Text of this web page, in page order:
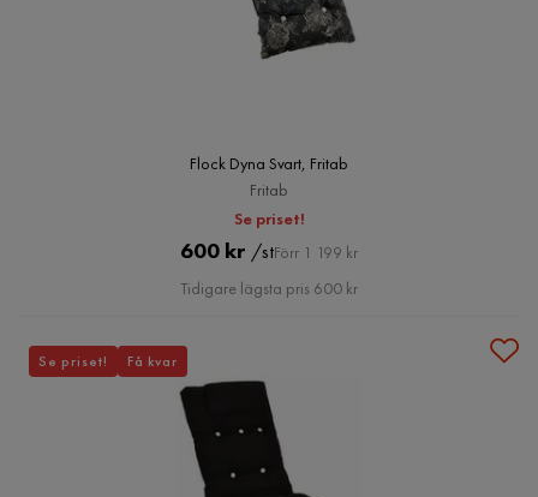
Flock Dyna Svart, Fritab
Fritab
Se priset!
Pris
600 kr /stOriginal
Pris
Förr 1 199 kr
Tidigare lägsta pris 600 kr
Se priset! Få kvar